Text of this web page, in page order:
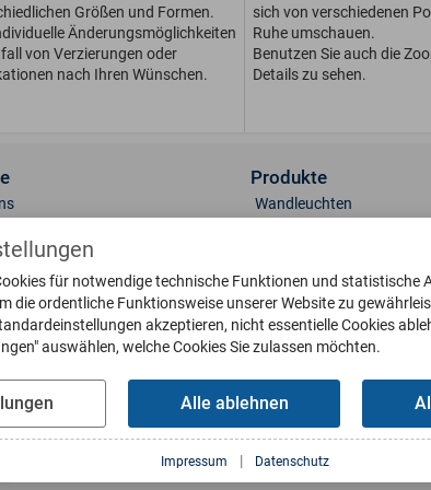
Größen und For­men.
Än­de­rungs­möglichkeiten
von Ver­zie­run­gen oder
nach Ihren Wünschen.
sich von verschiedenen
Ruhe umschauen.
Benutzen Sie auch die
Details zu sehen.
& Oberflächen
bestellen
Interaktiv
Produkte
Wandleuchten
Deckenleuchten
Briefkästen
Klingelplatten
Wetterfahnen
Sonnenuhren
für notwendige technische Funktionen und statistische
die ordentliche Funktionsweise unserer Website zu
akzeptieren, nicht essentielle Cookies
auswählen, welche Cookies Sie zulassen möchten.
Alle ablehnen
Impressum | Datenschutz